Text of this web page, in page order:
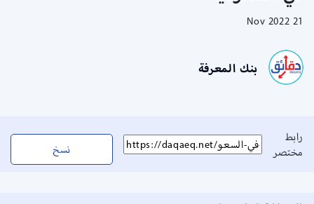
21 Nov 2022
بنك المعرفة
رابط
مختصر
نسخ